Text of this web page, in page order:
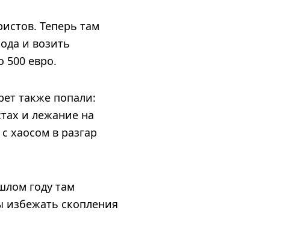
Теперь там
и возить
500 евро.
также попали:
и лежание на
хаосом в разгар
году там
избежать скопления